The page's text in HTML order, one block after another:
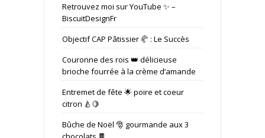
Retrouvez moi sur YouTube ✨ –
BiscuitDesignFr
Objectif CAP Pâtissier 🥐 : Le Succès
Couronne des rois 👑 délicieuse
brioche fourrée à la crème d’amande
Entremet de fête 🌟 poire et coeur
citron 🍐🍋
Bûche de Noël 🎅 gourmande aux 3